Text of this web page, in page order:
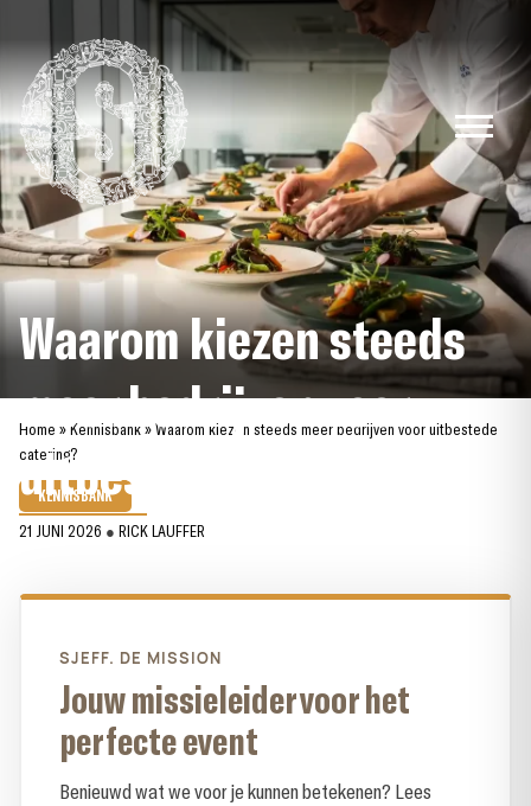
to
content
Home »Kennisbank»Waarom kiezen steeds meer bedrijven voor uitbestede
catering?
KENNISBANK
Waarom kiezen steeds
meer bedrijven voor
uitbestede catering?
21 JUNI 2026 ● RICK LAUFFER
SJEFF. DE MISSION
Jouw missieleider voor het
perfecte event
Benieuwd wat we voor je kunnen betekenen? Lees